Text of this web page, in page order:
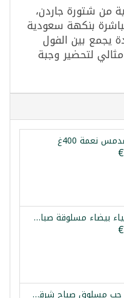
من شتورة جاردن،
مباشرة بنكهة سعودية
يجمع بين الفول
لتحضير وجبة
نعمة 400غ
فاصولياء بيضاء مسلوقة صباح شرقي 540غ
حمص حب مسلوق صباح شرقي 580غ